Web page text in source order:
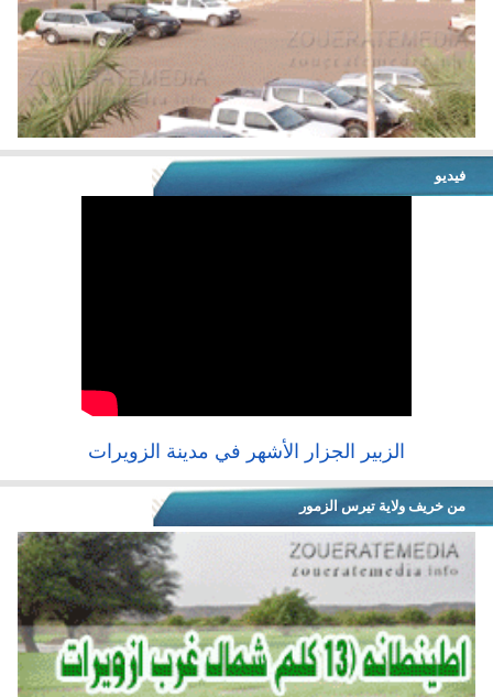
فيديو
الزبير الجزار الأشهر في مدينة الزويرات
من خريف ولاية تيرس الزمور